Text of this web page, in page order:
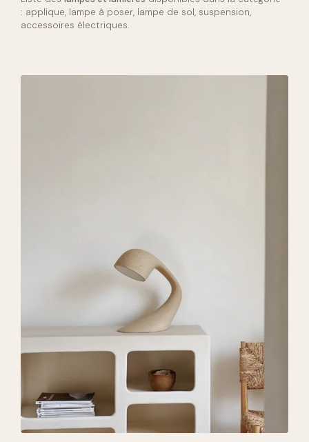
: applique, lampe à poser, lampe de sol, suspension,
accessoires électriques.